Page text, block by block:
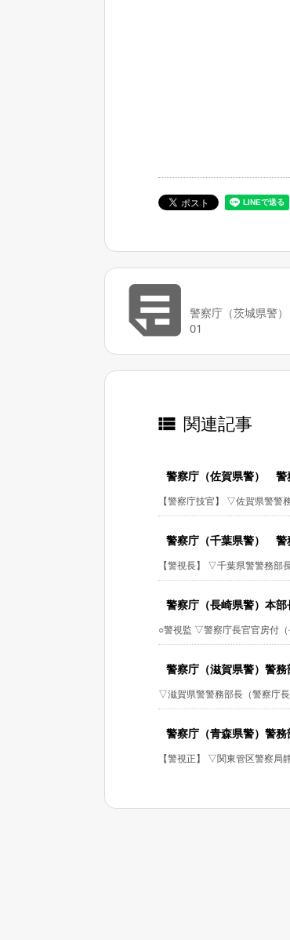
警察庁（茨城県
01
 関連記事
警察庁（佐賀県警）
【警察庁技官】 ▽佐賀県警警
警察庁（千葉県警）
【警視長】 ▽千葉県警警務部
警察庁（長崎県警）本
○警視監 ▽警察庁長官官房付
警察庁（滋賀県警）
▽滋賀県警警務部長（警察庁
警察庁（青森県警）
【警視正】 ▽関東管区警察局